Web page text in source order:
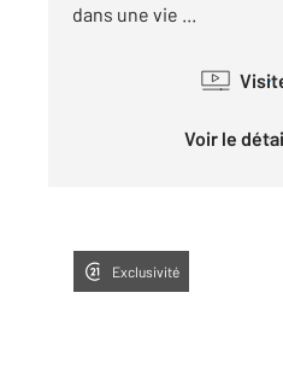
dans une vie ...
Voir le
Exclusivité